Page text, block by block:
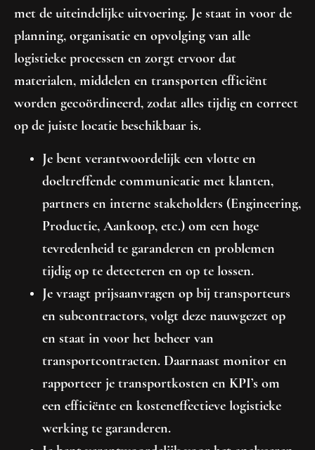
met de uiteindelijke uitvoering. Je staat in voor de
planning, organisatie en opvolging van alle
logistieke processen en zorgt ervoor dat
materialen, middelen en transporten efficiënt
worden gecoördineerd, zodat alles tijdig en correct
op de juiste locatie beschikbaar is.
Je bent verantwoordelijk een vlotte en
doeltreffende communicatie met klanten,
partners en interne stakeholders (Engineering,
Productie, Aankoop, etc.) om een hoge
tevredenheid te garanderen en problemen
tijdig op te detecteren en op te lossen.
Je vraagt prijsaanvragen op bij transporteurs
en subcontractors, volgt deze nauwgezet op
en staat in voor het beheer van
transportcontracten. Daarnaast monitor en
rapporteer je transportkosten en KPI’s om
een efficiënte en kosteneffectieve logistieke
werking te garanderen.